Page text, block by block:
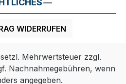
WIDERRUFEN
Mehrwertsteuer zzgl.
Nachnahmegebühren, wenn
angegeben.